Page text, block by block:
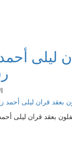
ليلى
بعقد قران ليلى